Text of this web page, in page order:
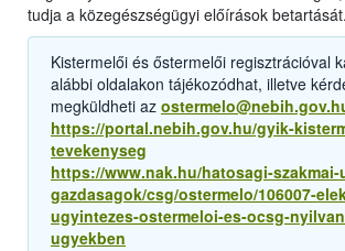
tudja a közegészségügyi előírások betartását.
Kistermelői és őstermelői regisztrációval
alábbi oldalakon tájékozódhat, illetve
megküldheti az
https://portal.nebih.gov.hu/gyik-
tevekenyseg
https://www.nak.hu/hatosagi-
gazdasagok/csg/ostermelo/106007-
ugyintezes-ostermeloi-es-ocsg-
ugyekben